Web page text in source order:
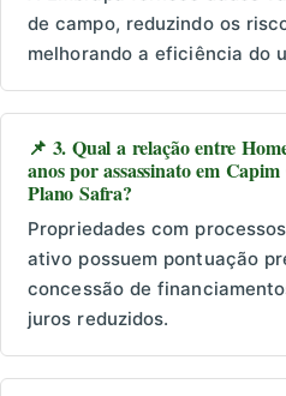
de campo, reduzindo os
melhorando a eficiência do
📌 3. Qual a relação entre
anos por assassinato em
Plano Safra?
Propriedades com
ativo possuem pontuação
concessão de
juros reduzidos.